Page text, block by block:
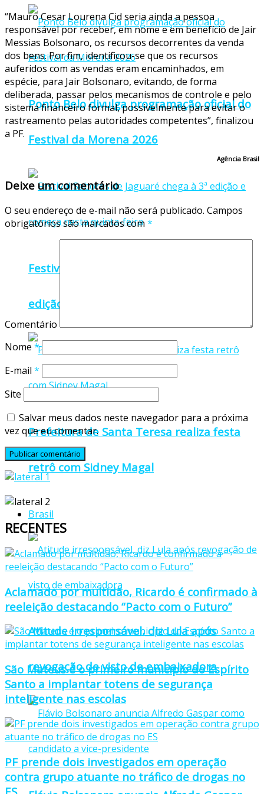
Ponto Belo divulga programação oficial do
Festival da Morena 2026
Festival Sabores de Jaguaré chega à 3ª
edição e começa nesta quinta-feira
Prefeitura de Santa Teresa realiza festa
retrô com Sidney Magal
Brasil
Atitude irresponsável, diz Lula após
revogação de visto de embaixadora
“Mauro Cesar Lourena Cid seria ainda a pessoa
responsável por receber, em nome e em benefício de Jair
Messias Bolsonaro, os recursos decorrentes da venda
dos bens. Por fim, identificou-se que os recursos
auferidos com as vendas eram encaminhados, em
espécie, para Jair Bolsonaro, evitando, de forma
deliberada, passar pelos mecanismos de controle e pelo
sistema financeiro formal, possivelmente para evitar o
rastreamento pelas autoridades competentes”, finalizou
a PF.
Agência Brasil
Deixe um comentário
O seu endereço de e-mail não será publicado. Campos
obrigatórios são marcados com *
Comentário
Nome *
E-mail *
Site
Salvar meus dados neste navegador para a próxima
vez que eu comentar.
RECENTES
Aclamado por multidão, Ricardo é confirmado à
reeleição destacando “Pacto com o Futuro”
São Mateus é o primeiro município do Espírito
Santo a implantar totens de segurança
inteligente nas escolas
PF prende dois investigados em operação
contra grupo atuante no tráfico de drogas no